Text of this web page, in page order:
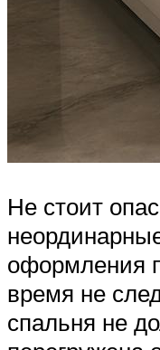
Не стоит
оформления
время не
спальня не